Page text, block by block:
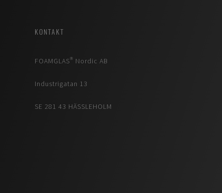
KONTAKT
FOAMGLAS® Nordic AB
Industrigatan 13
SE 281 43 HÄSSLEHOLM